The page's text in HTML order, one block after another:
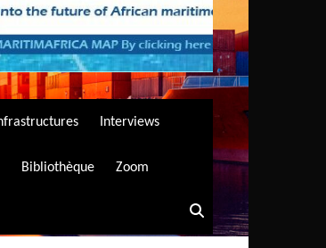
Interviews
Bibliothèque Zoom